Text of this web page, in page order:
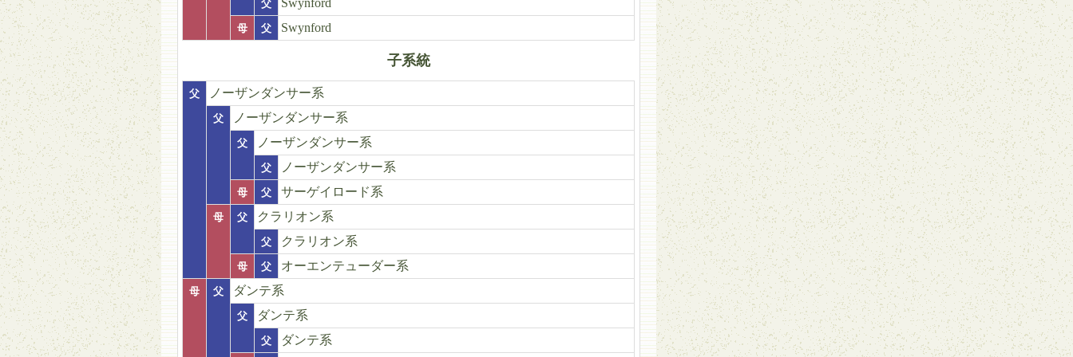
父
母 父 Swynford
子系統
父 ノーザンダンサー系
父 ノーザンダンサー系
父 ノーザンダンサー系
父 ノーザンダンサー系
母 父 サーゲイロード系
母 父 クラリオン系
父 クラリオン系
母 父 オーエンテューダー系
母 父 ダンテ系
父 ダンテ系
父 ダンテ系